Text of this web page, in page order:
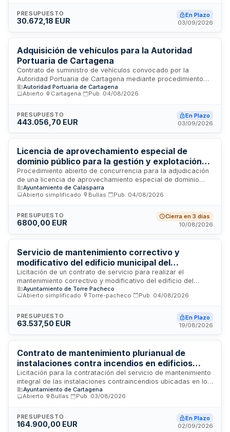
office, comedor, ampliación de comedor, terraza y aseos
compartidos. El régimen jurídico se rige por el Real Decreto
Administraciones Públicas. El adjudicatario debe cumplir
obligaciones de mantenimiento, higiene, seguridad social,
tributos y horarios establecidos.
PRESUPUESTO
30.672,18 EUR
En Plazo
03/09/2026
Adquisición de vehículos para la Autoridad
Portuaria de Cartagena
Contrato de suministro de vehículos convocado por la
Autoridad Portuaria de Cartagena mediante procedimiento
de licitación pública. El contrato comprende la adquisición de
vehículos distribuidos en seis lotes diferenciados. Los
requisitos establecidos en el pliego de cláusulas
administrativas particulares. El plazo máximo de ejecución no
siendo el adjudicatario quien determine el plazo concreto de
prestación del suministro.
Autoridad Portuaria de Cartagena
Abierto
Cartagena Pub. 04/08/2026
PRESUPUESTO
443.056,70 EUR
En Plazo
03/09/2026
Licencia de aprovechamiento especial de
dominio público para la gestión y explotación
de barras de bar durante las fiestas patronales
de Calasparra
Procedimiento abierto de concurrencia para la adjudicación
de una licencia de aprovechamiento especial de dominio
público destinada a la gestión y explotación del servicio de
barras de bar durante las fiestas patronales celebradas en
propio beneficio las barras de bar bajo las limitaciones y
condiciones establecidas. La concesión se adjudicará
calidad-precio. El contrato, de naturaleza privada, se rige
por la legislación patrimonial, siendo aplicables
supletoriamente los principios de la Ley de Contratos del
Sector Público.
Ayuntamiento de Calasparra
Abierto simplificado
Bullas Pub. 04/08/2026
PRESUPUESTO
6800,00 EUR
Cierra en 3 días
10/08/2026
Servicio de mantenimiento correctivo y
modificativo del edificio municipal del
Ayuntamiento de Torre Pacheco
Licitación de un contrato de servicio para realizar el
mantenimiento correctivo y modificativo del edificio del
Ayuntamiento de Torre Pacheco, ubicado en Murcia. El
servicio comprende la realización de reparaciones y
municipal, incluyendo la disponibilidad de recursos humanos
especializados y medios materiales necesarios para
Ayuntamiento de Torre Pacheco
Abierto simplificado
Torre-pacheco Pub. 04/08/2026
PRESUPUESTO
63.537,50 EUR
En Plazo
19/08/2026
Contrato de mantenimiento plurianual de
instalaciones contra incendios en edificios
municipales
Licitación para la contratación del servicio de mantenimiento
integral de las instalaciones contraincendios ubicadas en los
edificios municipales. El contrato contempla tareas de
mantenimiento preventivo y correctivo, suministro de
protección contra incendios. La duración prevista es de
cuatro años, durante los cuales el contratista realizará
Ayuntamiento de Cartagena
Abierto
Bullas Pub. 03/08/2026
PRESUPUESTO
164.900,00 EUR
En Plazo
02/09/2026